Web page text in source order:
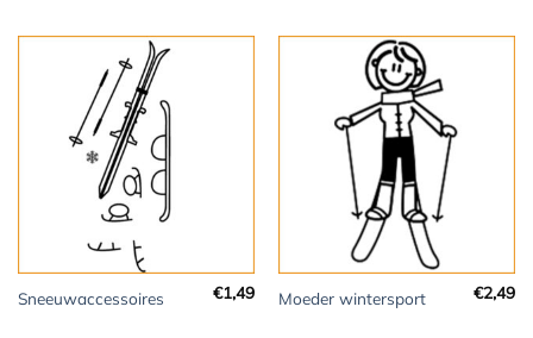
Sneeuwaccessoires €1,49 Moeder wintersport €2,49